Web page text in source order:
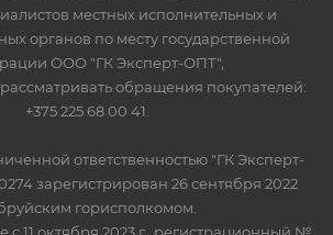
местных исполнительных и
органов по месту государственной
ООО "ГК Эксперт-ОПТ",
обращения покупателей:
+375 225 68 00 41.
ответственностью "ГК Эксперт-
зарегистрирован 26 сентября 2022
горисполкомом.